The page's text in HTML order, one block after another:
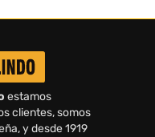
estamos
clientes, somos
y desde 1919